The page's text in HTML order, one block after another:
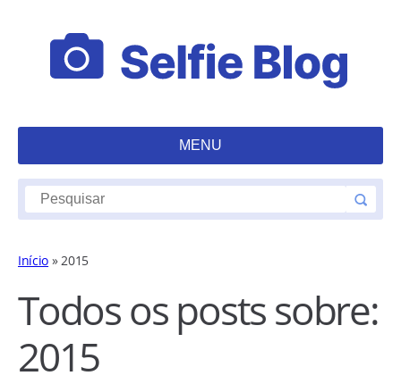
MENU
Início »2015
Todos os posts sobre:
2015